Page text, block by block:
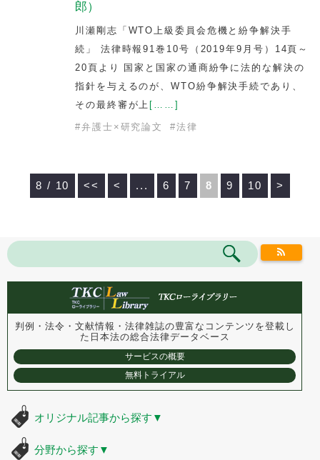
郎）
川瀬剛志「WTO上級委員会危機と紛争解決手
続」 法律時報91巻10号（2019年9月号）14頁～
20頁より 国家と国家の通商紛争に法的な解決の
指針を与えるのが、WTO紛争解決手続であり、
その最終審が上 [……]
#弁護士×研究論文 #法律
8 / 10 << < ... 6 7 8 9 10 >
判例・法令・文献情報・法律雑誌の豊富なコンテンツを登載し
た 日本法の総合法律データベース
サービスの概要
無料トライアル
オリジナル記事から探す ▼
分野から探す ▼